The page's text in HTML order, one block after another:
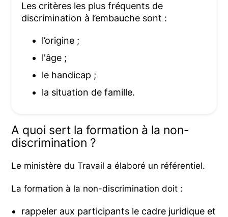
Les critères les plus fréquents de
discrimination à l’embauche sont :
l’origine ;
l'âge ;
le handicap ;
la situation de famille.
A quoi sert la formation à la non-
discrimination ?
Le ministère du Travail a élaboré un référentiel.
La formation à la non-discrimination doit :
rappeler aux participants le cadre juridique et